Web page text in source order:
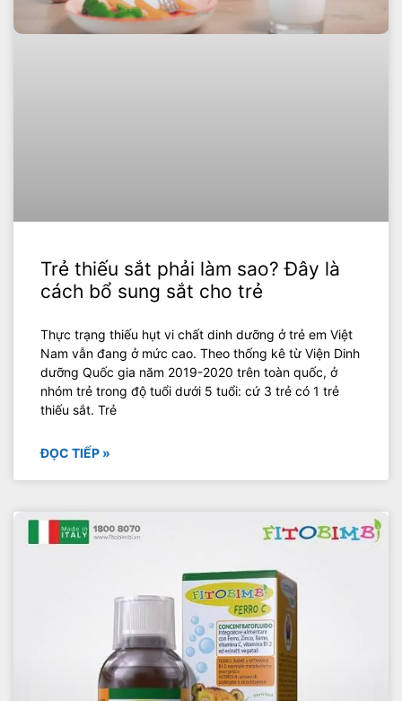
Trẻ thiếu sắt phải làm sao? Đây là
cách bổ sung sắt cho trẻ
Thực trạng thiếu hụt vi chất dinh dưỡng ở trẻ em Việt
Nam vẫn đang ở mức cao. Theo thống kê từ Viện Dinh
dưỡng Quốc gia năm 2019-2020 trên toàn quốc, ở
nhóm trẻ trong độ tuổi dưới 5 tuổi: cứ 3 trẻ có 1 trẻ
thiếu sắt. Trẻ
ĐỌC TIẾP »